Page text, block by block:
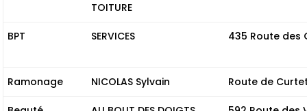
TOITURE
BPT SERVICES 435 Route des
Ramonage NICOLAS Sylvain Route de